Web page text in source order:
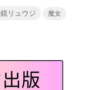
鏡リュウジ 魔女